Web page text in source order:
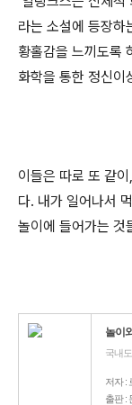
라는 소설에 등장하
황홀감을 느끼도록
화학을 통한 정신이
이들은 따로 또 같
다. 내가 일어나서
놀이에 들어가는 것
놀이
국내
저자 :
출판 :